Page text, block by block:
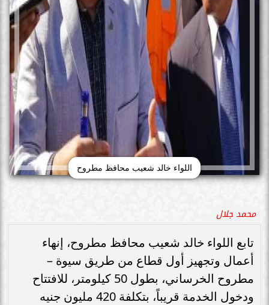
اللواء خالد شعيب محافظ مطروح
محمد جلال
تابع اللواء خالد شعيب محافظ مطروح، إنهاء
أعمال وتجهيز أول قطاع من طريق سيوة –
مطروح الخرساني، بطول 50 كيلومتر، للافتتاح
ودخول الخدمة قريباً، بتكلفة 420 مليون جنيه